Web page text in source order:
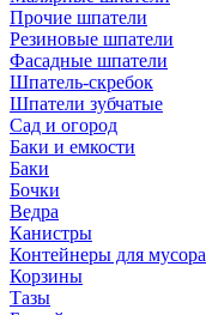
Прочие шпатели
Резиновые шпатели
Фасадные шпатели
Шпатель-скребок
Шпатели зубчатые
Сад и огород
Баки и емкости
Баки
Бочки
Ведра
Канистры
Контейнеры для мусора
Корзины
Тазы